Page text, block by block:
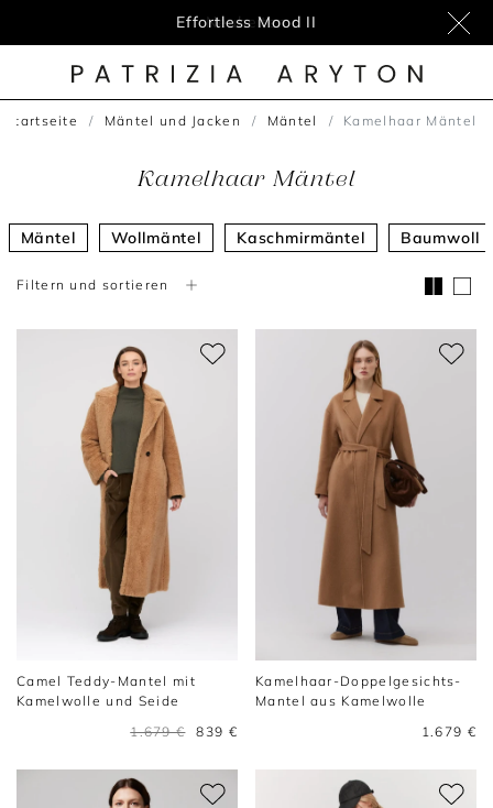
Effortless Mood II
Startseite Mäntel und Jacken Mäntel Kamelhaar Mäntel
Kamelhaar Mäntel
Mäntel Wollmäntel Kaschmirmäntel Baumwoll
Filtern und sortieren
Camel Teddy-Mantel mit
Kamelwolle und Seide
1.679 €
839 €
Kamelhaar-Doppelgesichts-
Mantel aus Kamelwolle
1.679 €